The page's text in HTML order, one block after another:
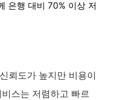
은행 대비 70% 이상 저
뢰도가 높지만 비용이
스는 저렴하고 빠르